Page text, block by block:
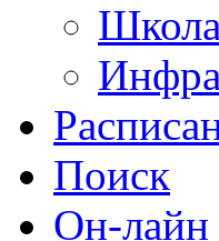
Поиск
Он-лайн